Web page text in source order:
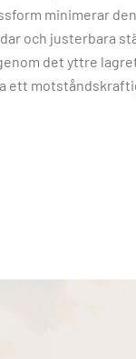
minimerar
och justerbara
det yttre
ett